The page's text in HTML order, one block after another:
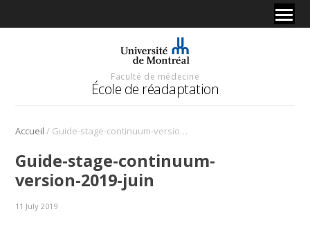
Faculté de médecine
École de réadaptation
Accueil / Guide-stage-continuum-version-2019-juin
Guide-stage-continuum-
version-2019-juin
11 July 2019